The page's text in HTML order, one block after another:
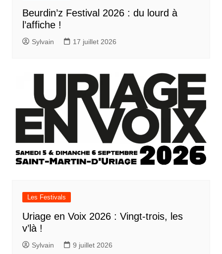
Beurdin’z Festival 2026 : du lourd à
l’affiche !
Sylvain 17 juillet 2026
Les Festivals
Uriage en Voix 2026 : Vingt-trois, les
v’là !
Sylvain 9 juillet 2026